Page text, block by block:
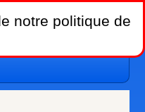
notre politique de